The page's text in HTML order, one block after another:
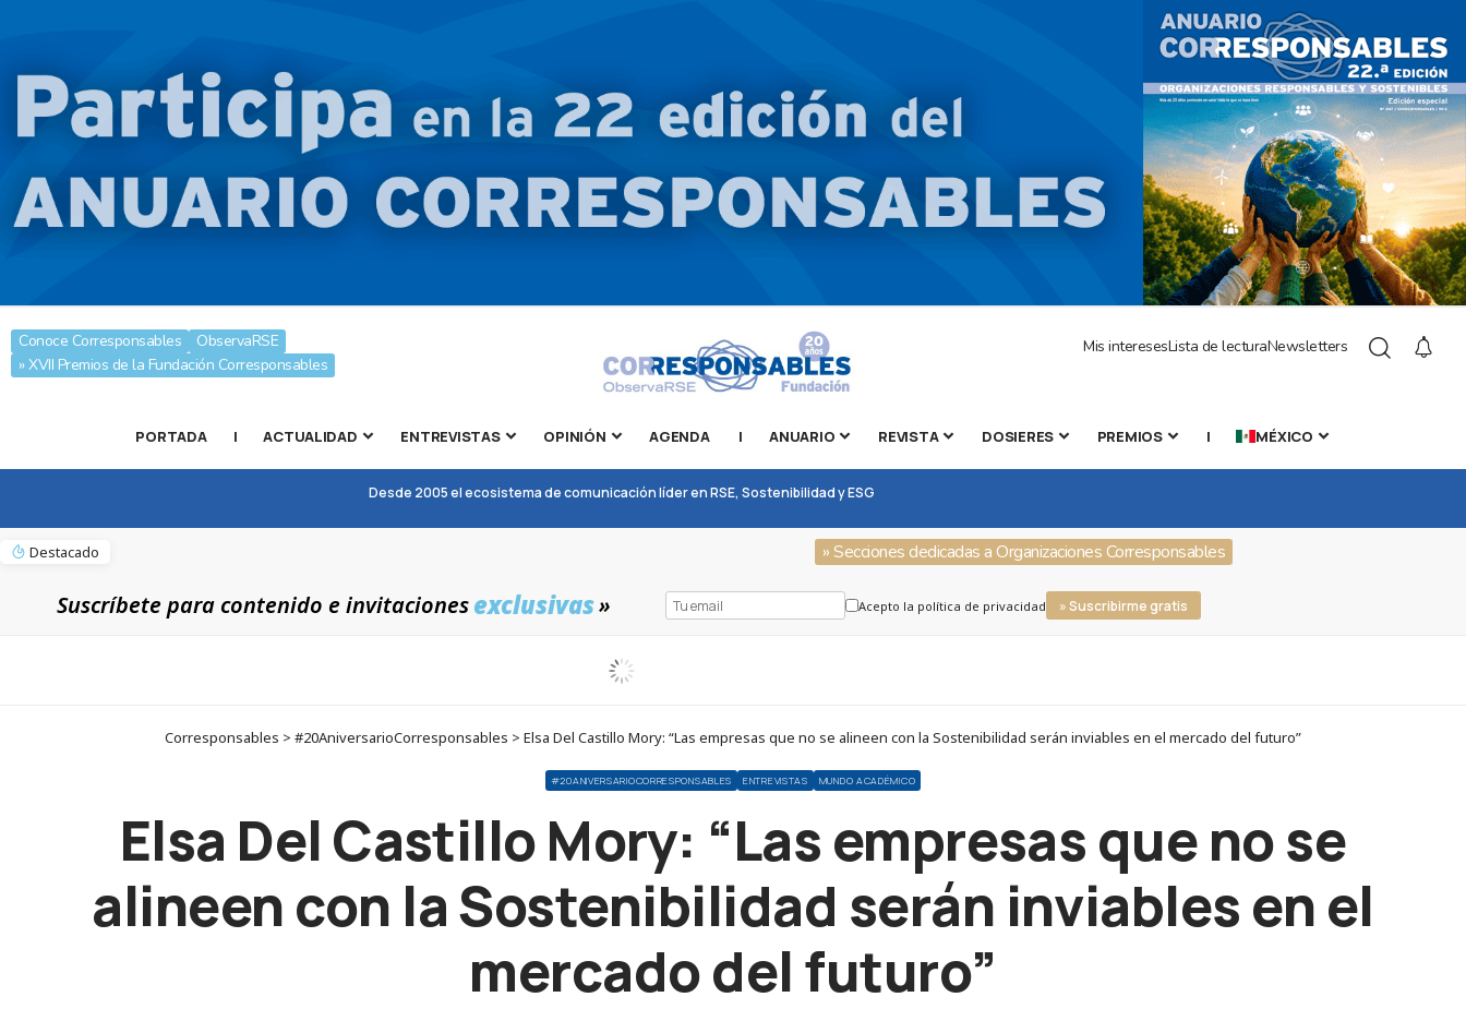
Conoce Corresponsables
ObservaRSE
» XVII Premios de la Fundación Corresponsables
Mis interesesLista de lecturaNewsletters
PORTADA | ACTUALIDAD ENTREVISTAS OPINIÓN AGENDA | ANUARIO REVISTA DOSIERES PREMIOS | MÉXICO
Desde 2005 el ecosistema de comunicación líder en RSE, Sostenibilidad y ESG
Destacado » Secciones dedicadas a Organizaciones Corresponsables
Suscríbete para contenido e invitacionesexclusivas» Acepto la política de privacidad » Suscribirme gratis
Corresponsables > #20AniversarioCorresponsables > Elsa Del Castillo Mory: “Las empresas que no se alineen con la Sostenibilidad serán inviables en el mercado del futuro”
#20ANIVERSARIOCORRESPONSABLES ENTREVISTAS MUNDO ACADÉMICO
Elsa Del Castillo Mory: “Las empresas que no se
alineen con la Sostenibilidad serán inviables en el
mercado del futuro”